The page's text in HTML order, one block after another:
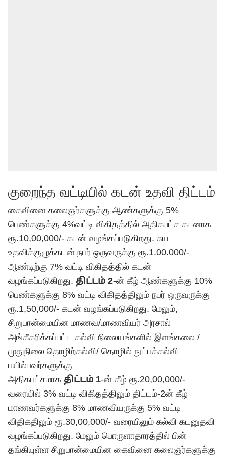
குறைந்த வட்டியில் கடன் உதவி திட்டம்
கைவினை கலைஞர்களுக்கு ஆண்களுக்கு 5%
பெண்களுக்கு 4%வட்டி விகிதத்தில் அதிகபட்ச கடனாக
ரூ.10,00,000/- கடன் வழங்கப்படுகிறது. சுய
உதவிக்குழுக்கடன் நபர் ஒருவருக்கு ரூ.1.00.000/-
ஆண்டிற்கு 7% வட்டி விகிதத்தில் கடன்
வழங்கப்படுகிறது. திட்டம் 2-ன் கீழ் ஆண்களுக்கு 10%
பெண்களுக்கு 8% வட்டி விகிதத்திலும் நபர் ஒருவருக்கு
ரூ.1,50,000/- கடன் வழங்கப்படுகிறது. மேலும்,
சிறுபான்மையின மாணவ/மாணவியர் அரசால்
அங்கீகரிக்கப்பட்ட கல்வி நிலையங்களில் இளங்கலை /
முதுநிலை தொழிற்கல்வி/ தொழில் நுட்பக்கல்வி
பயில்பவர்களுக்கு
அதிகபட்சமாக திட்டம் 1-ன் கீழ் ரூ.20,00,000/-
வரையில் 3% வட்டி விகிதத்திலும் திட்டம்-2ன் கீழ்
மாணவர்களுக்கு 8% மாணவியருக்கு 5% வட்டி
விதிகதிலும் ரூ.30,00,000/- வரையிலும் கல்வி கடனுதவி
வழங்கப்படுகிறது. மேலும் பொருளாதாரத்தில் பின்
தங்கியுள்ள சிறுபான்மையின கைவினை கலைஞர்களுக்கு